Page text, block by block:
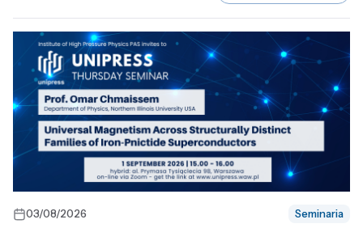
03/08/2026 Seminaria